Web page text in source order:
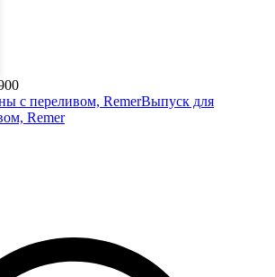
с переливом, RemerВыпуск для
Remer